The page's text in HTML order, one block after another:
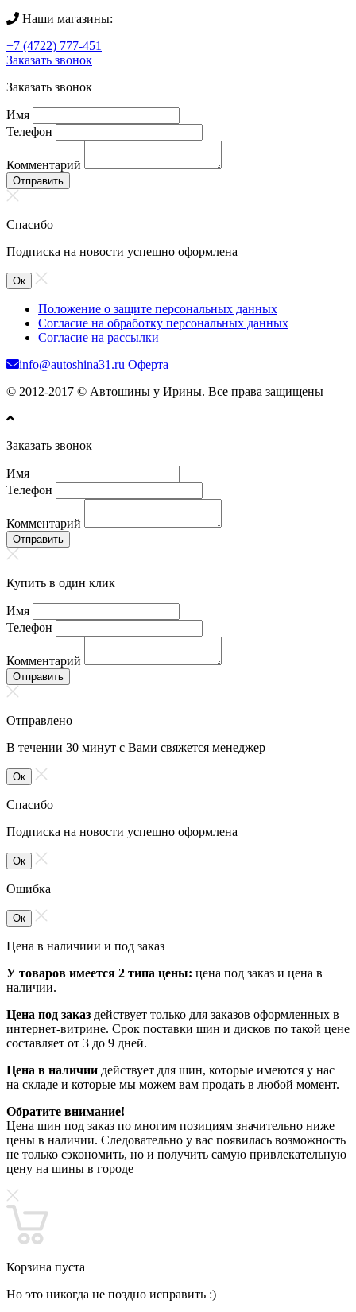
Наши магазины:
+7 (4722) 777-451
Заказать звонок
Заказать звонок
Имя
Телефон
Комментарий
Отправить
Спасибо
Подписка на новости успешно оформлена
Ок
Положение о защите персональных данных
Согласие на обработку персональных данных
Согласие на рассылки
info@autoshina31.ru Оферта
© 2012-2017 © Автошины у Ирины. Все права защищены
Заказать звонок
Имя
Телефон
Комментарий
Отправить
Купить в один клик
Имя
Телефон
Комментарий
Отправить
Отправлено
В течении 30 минут с Вами свяжется менеджер
Ок
Спасибо
Подписка на новости успешно оформлена
Ок
Ошибка
Ок
Цена в наличиии и под заказ
У товаров имеется 2 типа цены: цена под заказ и цена в
наличии.
Цена под заказ действует только для заказов оформленных в
интернет-витрине. Срок поставки шин и дисков по такой цене
составляет от 3 до 9 дней.
Цена в наличии действует для шин, которые имеются у нас
на складе и которые мы можем вам продать в любой момент.
Обратите внимание!
Цена шин под заказ по многим позициям значительно ниже
цены в наличии. Следовательно у вас появилась возможность
не только сэкономить, но и получить самую привлекательную
цену на шины в городе
Корзина пуста
Но это никогда не поздно исправить :)